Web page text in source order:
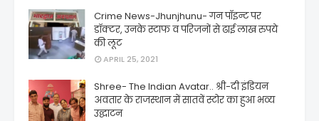
Crime News-Jhunjhunu- गन पॉइन्ट पर
डॉक्टर, उनके स्टाफ व परिजनों से ढाई लाख रुपये
की लूट
APRIL 25, 2021
Shree- The Indian Avatar.. श्री-दी इंडियन
अवतार के राजस्थान में सातवें स्टोर का हुआ भव्य
उद्घाटन